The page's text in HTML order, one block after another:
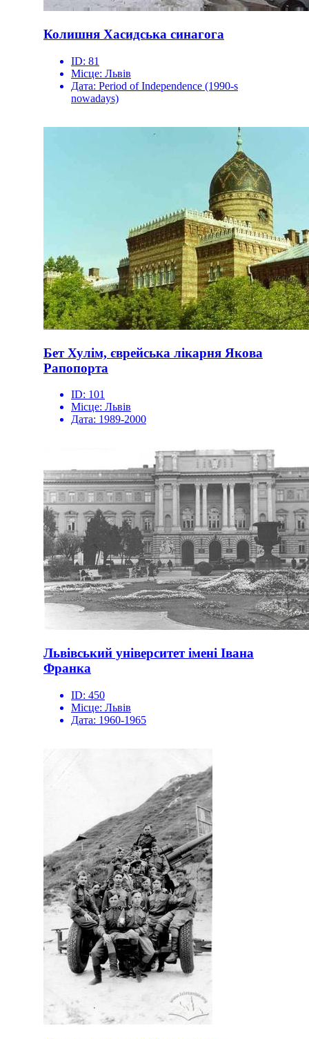
Колишня Хасидська синагога
ID: 81
Місце: Львів
Дата: Period of Independence (1990-s
nowadays)
Бет Хулім, єврейська лікарня Якова
Рапопорта
ID: 101
Місце: Львів
Дата: 1989-2000
Львівський університет імені Івана
Франка
ID: 450
Місце: Львів
Дата: 1960-1965